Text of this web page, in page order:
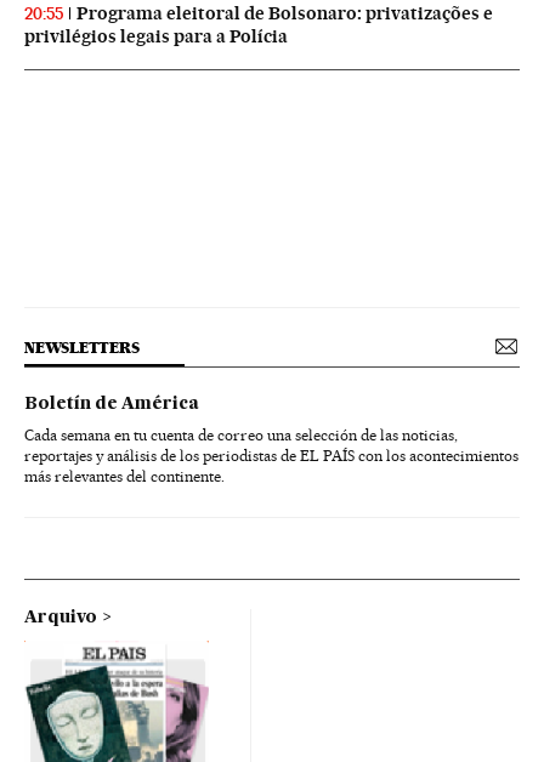
20:55
Programa eleitoral de Bolsonaro: privatizações e
privilégios legais para a Polícia
NEWSLETTERS
Boletín de América
Cada semana en tu cuenta de correo una selección de las noticias,
reportajes y análisis de los periodistas de EL PAÍS con los acontecimientos
más relevantes del continente.
Arquivo